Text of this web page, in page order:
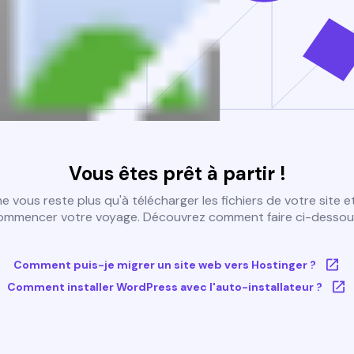
Vous êtes prêt à partir !
vous reste plus qu'à télécharger les fichiers de votre site
votre voyage. Découvrez comment faire ci-
Comment puis-je migrer un site web vers Hostinger ?
Comment installer WordPress avec l'auto-installateur ?